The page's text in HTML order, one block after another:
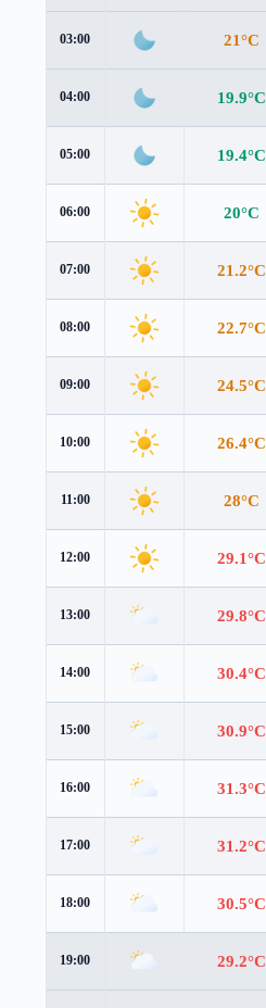
03:00 21°C
04:00 19.9°C
05:00 19.4°C
06:00 20°C
07:00 21.2°C
08:00 22.7°C
09:00 24.5°C
10:00 26.4°C
11:00 28°C
12:00 29.1°C
13:00 29.8°C
14:00 30.4°C
15:00 30.9°C
16:00 31.3°C
17:00 31.2°C
18:00 30.5°C
19:00 29.2°C